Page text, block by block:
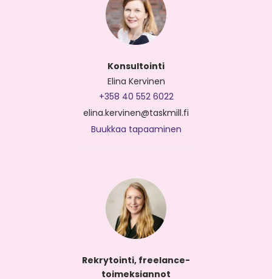
Konsultointi
Elina Kervinen
+358 40 552 6022
elina.kervinen@taskmill.fi
Buukkaa tapaaminen
Rekrytointi, freelance-
toimeksiannot